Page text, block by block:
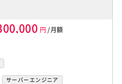
円 /月額
サーバーエンジニア